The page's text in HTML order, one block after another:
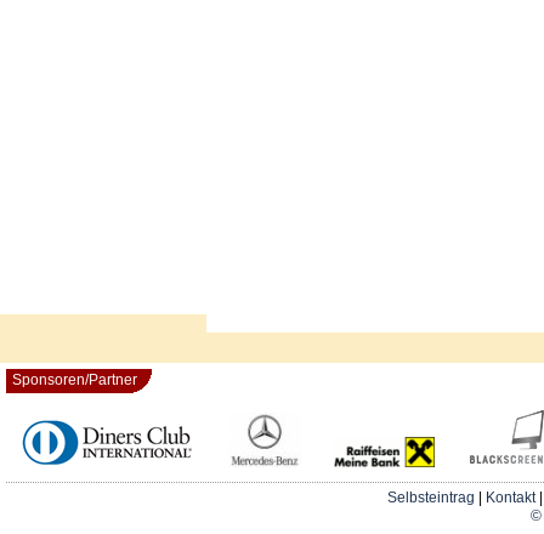
Sponsoren/Partner
Selbsteintrag Kontakt
©